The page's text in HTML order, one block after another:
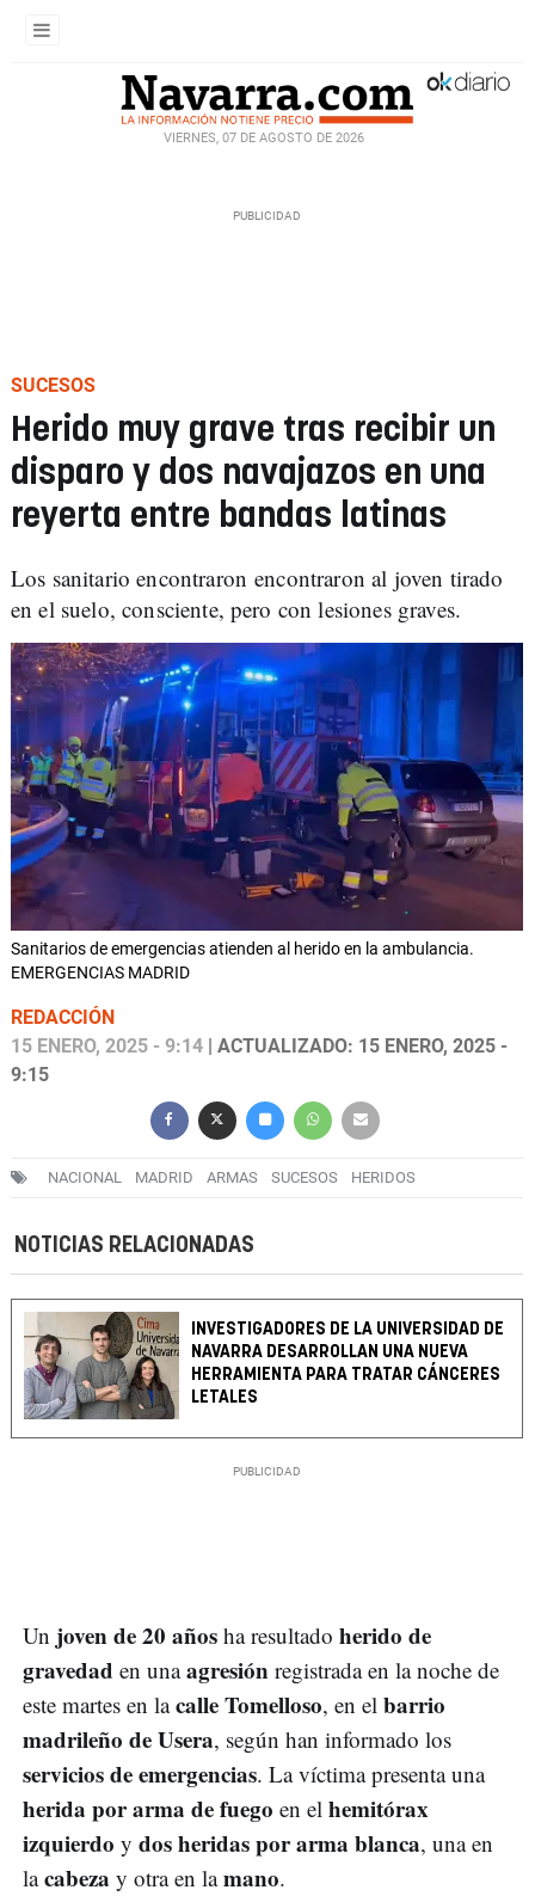
VIERNES, 07 DE AGOSTO DE 2026
SUCESOS
Herido muy grave tras recibir un
disparo y dos navajazos en una
reyerta entre bandas latinas
Los sanitario encontraron encontraron al joven tirado
en el suelo, consciente, pero con lesiones graves.
Sanitarios de emergencias atienden al herido en la ambulancia.
EMERGENCIAS MADRID
REDACCIÓN
15 ENERO, 2025 - 9:14 | ACTUALIZADO: 15 ENERO, 2025 -
9:15
NACIONAL MADRID ARMAS SUCESOS HERIDOS
NOTICIAS RELACIONADAS
INVESTIGADORES DE LA UNIVERSIDAD DE
NAVARRA DESARROLLAN UNA NUEVA
HERRAMIENTA PARA TRATAR CÁNCERES
LETALES
Un joven de 20 años ha resultado herido de
gravedad en unaagresión registrada en la noche de
este martes en lacalle Tomelloso, en el barrio
madrileño de Usera, según han informado los
servicios de emergencias. La víctima presenta una
herida por arma de fuego en el hemitórax
izquierdo y dos heridas por arma blanca, una en
lacabeza y otra en lamano.